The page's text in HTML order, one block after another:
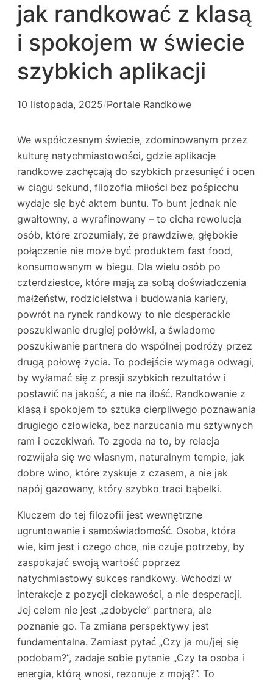
jak randkować z klasą
i spokojem w świecie
szybkich aplikacji
10 listopada, 2025/Portale Randkowe
We współczesnym świecie, zdominowanym przez
kulturę natychmiastowości, gdzie aplikacje
randkowe zachęcają do szybkich przesunięć i ocen
w ciągu sekund, filozofia miłości bez pośpiechu
wydaje się być aktem buntu. To bunt jednak nie
gwałtowny, a wyrafinowany – to cicha rewolucja
osób, które zrozumiały, że prawdziwe, głębokie
połączenie nie może być produktem fast food,
konsumowanym w biegu. Dla wielu osób po
czterdziestce, które mają za sobą doświadczenia
małżeństw, rodzicielstwa i budowania kariery,
powrót na rynek randkowy to nie desperackie
poszukiwanie drugiej połówki, a świadome
poszukiwanie partnera do wspólnej podróży przez
drugą połowę życia. To podejście wymaga odwagi,
by wyłamać się z presji szybkich rezultatów i
postawić na jakość, a nie na ilość. Randkowanie z
klasą i spokojem to sztuka cierpliwego poznawania
drugiego człowieka, bez narzucania mu sztywnych
ram i oczekiwań. To zgoda na to, by relacja
rozwijała się we własnym, naturalnym tempie, jak
dobre wino, które zyskuje z czasem, a nie jak
napój gazowany, który szybko traci bąbelki.
Kluczem do tej filozofii jest wewnętrzne
ugruntowanie i samoświadomość. Osoba, która
wie, kim jest i czego chce, nie czuje potrzeby, by
zaspokajać swoją wartość poprzez
natychmiastowy sukces randkowy. Wchodzi w
interakcje z pozycji ciekawości, a nie desperacji.
Jej celem nie jest „zdobycie” partnera, ale
poznanie go. Ta zmiana perspektywy jest
fundamentalna. Zamiast pytać „Czy ja mu/jej się
podobam?”, zadaje sobie pytanie „Czy ta osoba i
energia, którą wnosi, rezonuje z moją?”. To